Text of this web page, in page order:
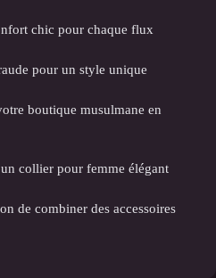
chic pour chaque flux
pour un style unique
boutique musulmane en
collier pour femme élégant
de combiner des accessoires